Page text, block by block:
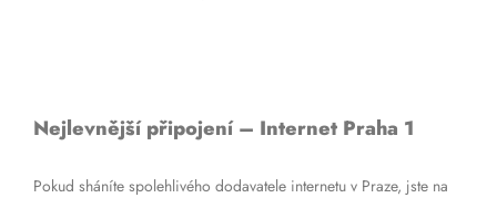
Nejlevnější připojení – Internet Praha 1
Pokud sháníte spolehlivého dodavatele internetu v Praze, jste na